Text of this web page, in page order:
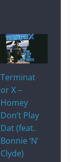
Terminat
or X –
Homey
Don’t Play
Dat (feat.
Bonnie ‘N’
Clyde)